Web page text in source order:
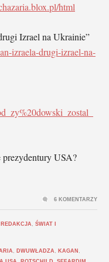
html
Izrael na Ukrainie”
izraela-drugi-izrael-na-
USA?
REDAKCJA , ŚWIAT I
, DWUWŁADZA , KAGAN ,
6 KOMENTARZY